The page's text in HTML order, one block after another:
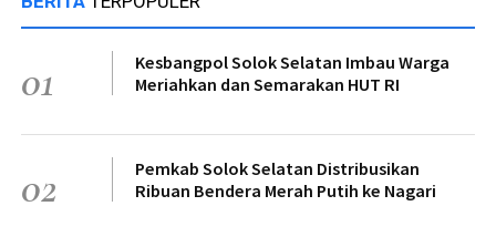
01
Kesbangpol Solok Selatan Imbau Warga
Meriahkan dan Semarakan HUT RI
02
Pemkab Solok Selatan Distribusikan
Ribuan Bendera Merah Putih ke Nagari